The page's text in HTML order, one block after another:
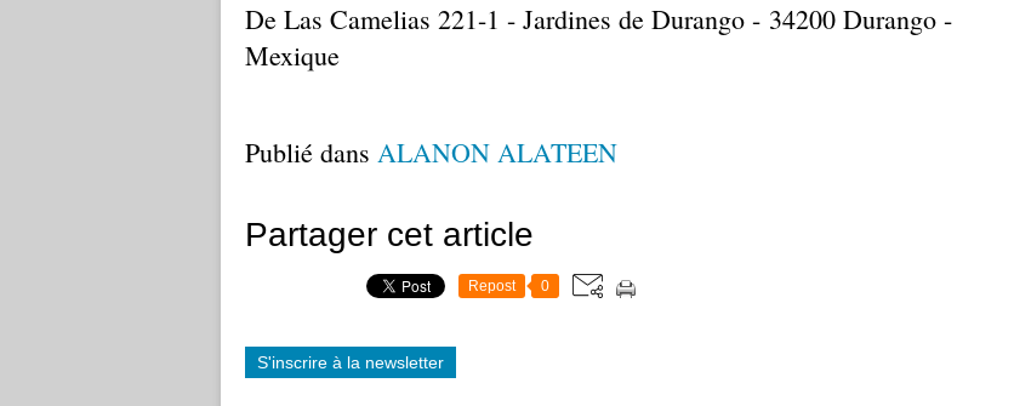
De Las Camelias 221-1 - Jardines de Durango - 34200 Durango -
Mexique
Publié dans ALANON ALATEEN
Partager cet article
Repost 0
S'inscrire à la newsletter